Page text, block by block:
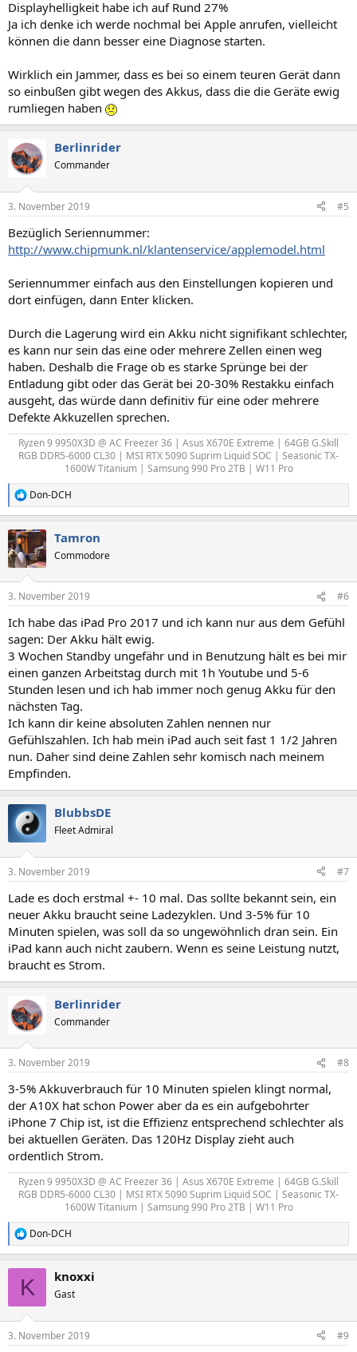
Displayhelligkeit habe ich auf Rund 27%
Ja ich denke ich werde nochmal bei Apple anrufen, vielleicht
können die dann besser eine Diagnose starten.
Wirklich ein Jammer, dass es bei so einem teuren Gerät dann
so einbußen gibt wegen des Akkus, dass die die Geräte ewig
rumliegen haben
Berlinrider
Commander
3. November 2019 #5
Bezüglich Seriennummer:
http://www.chipmunk.nl/klantenservice/applemodel.html
Seriennummer einfach aus den Einstellungen kopieren und
dort einfügen, dann Enter klicken.
Durch die Lagerung wird ein Akku nicht signifikant schlechter,
es kann nur sein das eine oder mehrere Zellen einen weg
haben. Deshalb die Frage ob es starke Sprünge bei der
Entladung gibt oder das Gerät bei 20-30% Restakku einfach
ausgeht, das würde dann definitiv für eine oder mehrere
Defekte Akkuzellen sprechen.
Ryzen 9 9950X3D @ AC Freezer 36 | Asus X670E Extreme | 64GB G.Skill
RGB DDR5-6000 CL30 | MSI RTX 5090 Suprim Liquid SOC | Seasonic TX-
1600W Titanium | Samsung 990 Pro 2TB | W11 Pro​
R
e
k
t
i
e
:
Don-DCH
Tamron
Commodore
3. November 2019 #6
Ich habe das iPad Pro 2017 und ich kann nur aus dem Gefühl
sagen: Der Akku hält ewig.
3 Wochen Standby ungefähr und in Benutzung hält es bei mir
einen ganzen Arbeitstag durch mit 1h Youtube und 5-6
Stunden lesen und ich hab immer noch genug Akku für den
nächsten Tag.
Ich kann dir keine absoluten Zahlen nennen nur
Gefühlszahlen. Ich hab mein iPad auch seit fast 1 1/2 Jahren
nun. Daher sind deine Zahlen sehr komisch nach meinem
Empfinden.
BlubbsDE
Fleet Admiral
3. November 2019 #7
Lade es doch erstmal +- 10 mal. Das sollte bekannt sein, ein
neuer Akku braucht seine Ladezyklen. Und 3-5% für 10
Minuten spielen, was soll da so ungewöhnlich dran sein. Ein
iPad kann auch nicht zaubern. Wenn es seine Leistung nutzt,
braucht es Strom.
Berlinrider
Commander
3. November 2019 #8
3-5% Akkuverbrauch für 10 Minuten spielen klingt normal,
der A10X hat schon Power aber da es ein aufgebohrter
iPhone 7 Chip ist, ist die Effizienz entsprechend schlechter als
bei aktuellen Geräten. Das 120Hz Display zieht auch
ordentlich Strom.
Ryzen 9 9950X3D @ AC Freezer 36 | Asus X670E Extreme | 64GB G.Skill
RGB DDR5-6000 CL30 | MSI RTX 5090 Suprim Liquid SOC | Seasonic TX-
1600W Titanium | Samsung 990 Pro 2TB | W11 Pro​
R
e
e
Don-DCH
K knoxxi
Gast
3. November 2019 #9